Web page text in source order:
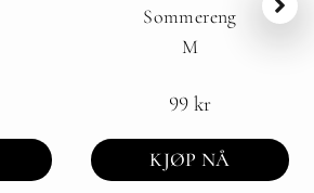
Sommereng
M
99 kr
KJØP NÅ